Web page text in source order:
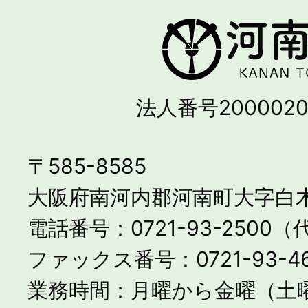
法人番号
〒585-8585
大阪府南河内郡河南町大字白
電話番号：0721-93-2500（
ファックス番号：0721-93-
業務時間：月曜から金曜（土